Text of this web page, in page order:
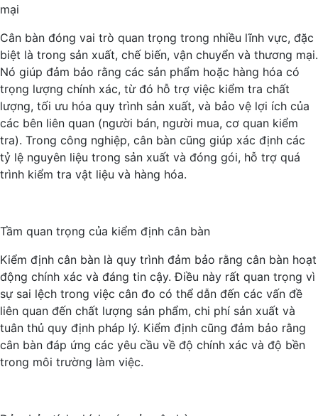
mại
Cân bàn đóng vai trò quan trọng trong nhiều lĩnh vực, đặc
biệt là trong sản xuất, chế biến, vận chuyển và thương mại.
Nó giúp đảm bảo rằng các sản phẩm hoặc hàng hóa có
trọng lượng chính xác, từ đó hỗ trợ việc kiểm tra chất
lượng, tối ưu hóa quy trình sản xuất, và bảo vệ lợi ích của
các bên liên quan (người bán, người mua, cơ quan kiểm
tra). Trong công nghiệp, cân bàn cũng giúp xác định các
tỷ lệ nguyên liệu trong sản xuất và đóng gói, hỗ trợ quá
trình kiểm tra vật liệu và hàng hóa.
Tầm quan trọng của kiểm định cân bàn
Kiểm định cân bàn là quy trình đảm bảo rằng cân bàn hoạt
động chính xác và đáng tin cậy. Điều này rất quan trọng vì
sự sai lệch trong việc cân đo có thể dẫn đến các vấn đề
liên quan đến chất lượng sản phẩm, chi phí sản xuất và
tuân thủ quy định pháp lý. Kiểm định cũng đảm bảo rằng
cân bàn đáp ứng các yêu cầu về độ chính xác và độ bền
trong môi trường làm việc.